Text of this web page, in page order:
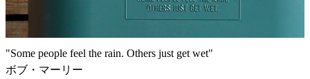
"Some people feel the rain. Others just get wet"
ボブ・マーリー